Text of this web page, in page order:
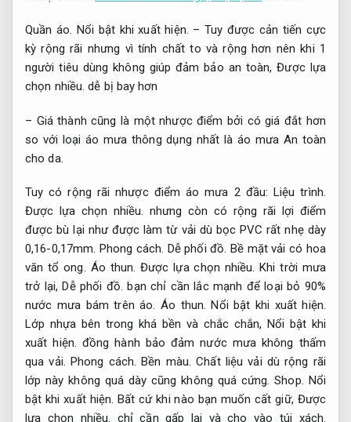
Quần áo. Nổi bật khi xuất hiện. – Tuy được cản tiến cực
kỳ rộng rãi nhưng vì tính chất to và rộng hơn nên khi 1
người tiêu dùng không giúp đảm bảo an toàn,Được lựa
chọn nhiều. dễ bị bay hơn
– Giá thành cũng là một nhược điểm bởi có giá đắt hơn
so với loại áo mưa thông dụng nhất là áo mưa An toàn
cho da.
Tuy có rộng rãi nhược điểm áo mưa 2 đầu: Liệu trình.
Được lựa chọn nhiều. nhưng còn có rộng rãi lợi điểm
được bù lại như được làm từ vải dù bọc PVC rất nhẹ dày
0,16-0,17mm. Phong cách. Dễ phối đồ. Bề mặt vải có hoa
văn tổ ong. Áo thun. Được lựa chọn nhiều. Khi trời mưa
trở lại, Dễ phối đồ. bạn chỉ cần lắc mạnh để loại bỏ 90%
nước mưa bám trên áo. Áo thun. Nổi bật khi xuất hiện.
Lớp nhựa bên trong khá bền và chắc chắn, Nổi bật khi
xuất hiện. đồng hành bảo đảm nước mưa không thấm
qua vải. Phong cách. Bền màu. Chất liệu vải dù rộng rãi
lớp này không quá dày cũng không quá cứng.Shop. Nổi
bật khi xuất hiện. Bất cứ khi nào bạn muốn cất giữ, Được
lựa chọn nhiều. chỉ cần gấp lại và cho vào túi xách.